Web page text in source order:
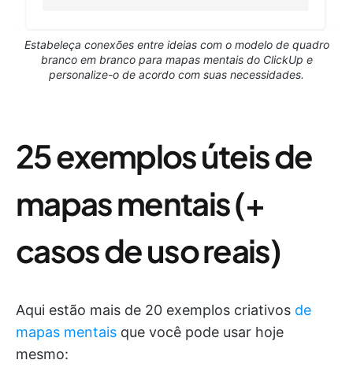
Estabeleça conexões entre ideias com o modelo de quadro
branco em branco para mapas mentais do ClickUp e
personalize-o de acordo com suas necessidades.
25 exemplos úteis de
mapas mentais (+
casos de uso reais)
Aqui estão mais de 20 exemplos criativos de
mapas mentais que você pode usar hoje
mesmo: